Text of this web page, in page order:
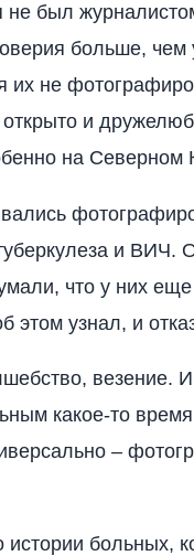
был
больше, чем
их не
и
на
и ВИЧ.
что у них
этом узнал, и
везение.
какое-то
–
больных,